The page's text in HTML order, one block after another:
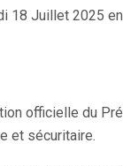
18 Juillet
officielle du
et sécuritaire.